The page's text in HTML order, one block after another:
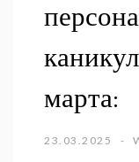
марта:
23.03.2025